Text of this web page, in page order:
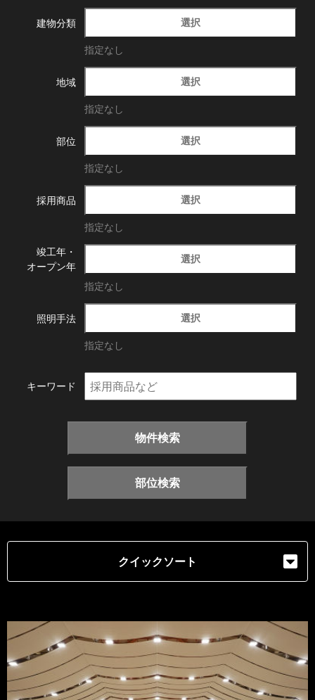
建物分類 選択
指定なし
地域 選択
指定なし
部位 選択
指定なし
採用商品 選択
指定なし
竣工年・
オープン年
選択
指定なし
照明手法 選択
指定なし
キーワード
物件検索
部位検索
クイックソート